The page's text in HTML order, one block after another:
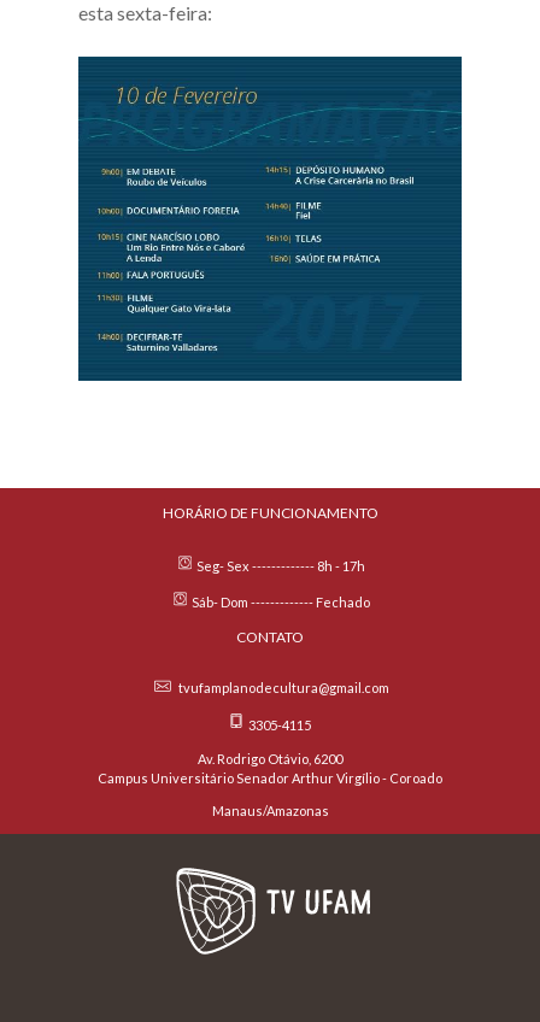
esta sexta-feira:
HORÁRIO DE FUNCIONAMENTO
Seg- Sex ------------- 8h - 17h
Sáb- Dom ------------- Fechado
CONTATO
tvufamplanodecultura@gmail.com
3305-4115
Av. Rodrigo Otávio, 6200
Campus Universitário Senador Arthur Virgílio - Coroado
Manaus/Amazonas